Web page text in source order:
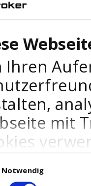
Ihren
mit
Notwendig